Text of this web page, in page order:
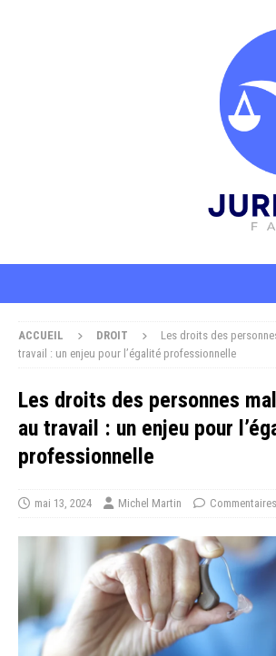
ACCUEIL DROIT
Les droits des
travail : un enjeu pour l’égalité professionnelle
Les droits des personnes
au travail : un enjeu pour
professionnelle
mai 13, 2024 Michel Martin